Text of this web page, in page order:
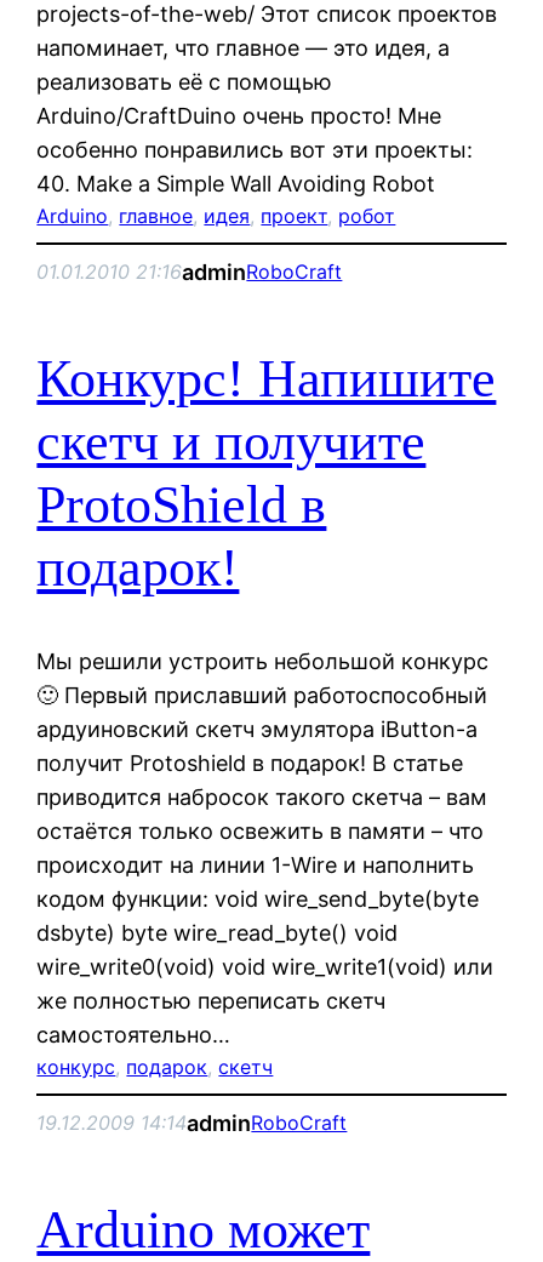
projects-of-the-web/ Этот список проектов
напоминает, что главное — это идея, а
реализовать её с помощью
Arduino/CraftDuino очень просто! Мне
особенно понравились вот эти проекты:
40. Make a Simple Wall Avoiding Robot
Arduino, главное, идея, проект, робот
01.01.2010 21:16adminRoboCraft
Конкурс! Напишите
скетч и получите
ProtoShield в
подарок!
Мы решили устроить небольшой конкурс
🙂 Первый приславший работоспособный
ардуиновский скетч эмулятора iButton-а
получит Protoshield в подарок! В статье
приводится набросок такого скетча – вам
остаётся только освежить в памяти – что
происходит на линии 1-Wire и наполнить
кодом функции: void wire_send_byte(byte
dsbyte) byte wire_read_byte() void
wire_write0(void) void wire_write1(void) или
же полностью переписать скетч
самостоятельно…
конкурс, подарок, скетч
19.12.2009 14:14adminRoboCraft
Arduino может